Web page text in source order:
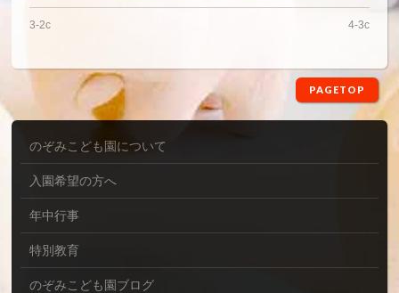
3-2c 4-3c
PAGETOP
のぞみこども園について
入園希望の方へ
年中行事
特別教育
のぞみこども園ブログ